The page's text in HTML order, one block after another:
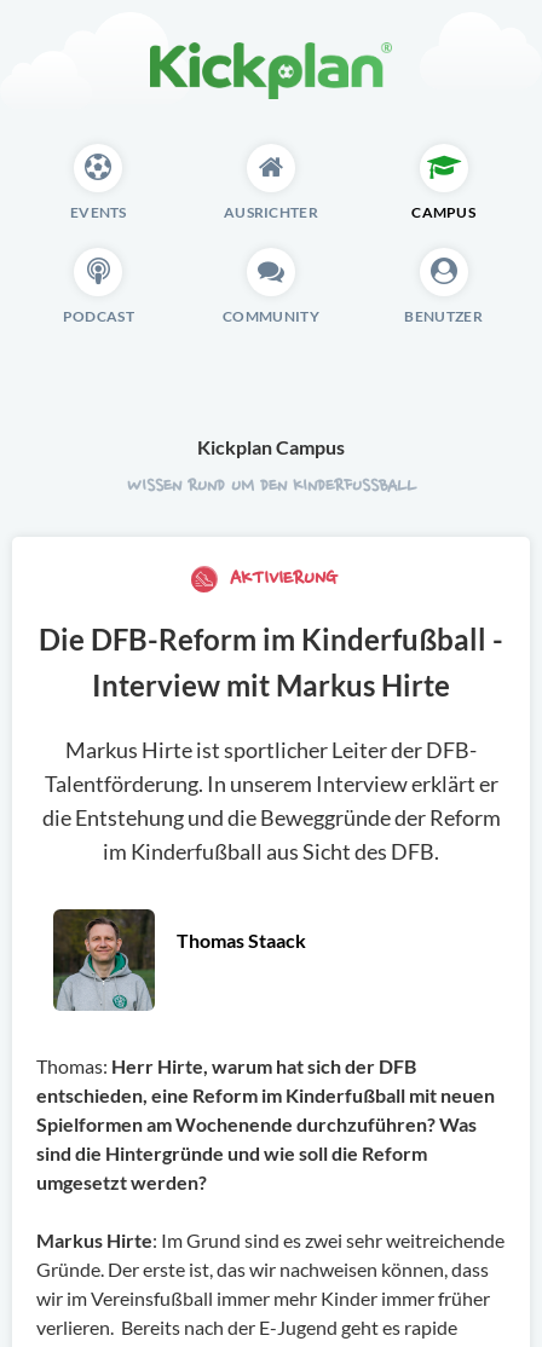
EVENTS AUSRICHTER CAMPUS
PODCAST COMMUNITY BENUTZER
Kickplan Campus
WISSEN RUND UM DEN KINDERFUSSBALL
AKTIVIERUNG
Die DFB-Reform im Kinderfußball -
Interview mit Markus Hirte
Markus Hirte ist sportlicher Leiter der DFB-
Talentförderung. In unserem Interview erklärt er
die Entstehung und die Beweggründe der Reform
im Kinderfußball aus Sicht des DFB.
Thomas Staack
Thomas: Herr Hirte, warum hat sich der DFB
entschieden, eine Reform im Kinderfußball mit neuen
Spielformen am Wochenende durchzuführen? Was
sind die Hintergründe und wie soll die Reform
umgesetzt werden?
Markus Hirte: Im Grund sind es zwei sehr weitreichende
Gründe. Der erste ist, das wir nachweisen können, dass
wir im Vereinsfußball immer mehr Kinder immer früher
verlieren. Bereits nach der E-Jugend geht es rapide